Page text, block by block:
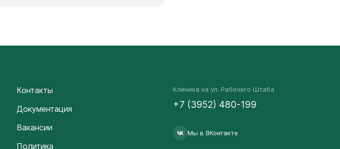
Контакты
Документация
Вакансии
Политика
Клиника на ул. Рабочего Штаба
+7 (3952) 480-199
Мы в ВКонтакте